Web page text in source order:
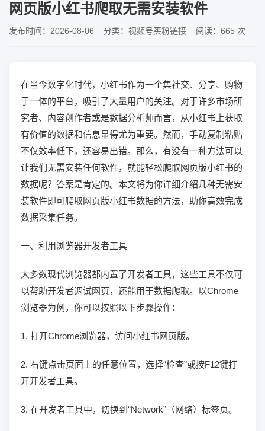
网页版小红书爬取无需安装软件
发布时间：2026-08-06 分类：视频号买粉链接 阅读：665 次
在当今数字化时代，小红书作为一个集社交、分享、购物
于一体的平台，吸引了大量用户的关注。对于许多市场研
究者、内容创作者或是数据分析师而言，从小红书上获取
有价值的数据和信息显得尤为重要。然而，手动复制粘贴
不仅效率低下，还容易出错。那么，有没有一种方法可以
让我们无需安装任何软件，就能轻松爬取网页版小红书的
数据呢？答案是肯定的。本文将为你详细介绍几种无需安
装软件即可爬取网页版小红书数据的方法，助你高效完成
数据采集任务。
一、利用浏览器开发者工具
大多数现代浏览器都内置了开发者工具，这些工具不仅可
以帮助开发者调试网页，还能用于数据爬取。以Chrome
浏览器为例，你可以按照以下步骤操作：
1. 打开Chrome浏览器，访问小红书网页版。
2. 右键点击页面上的任意位置，选择“检查”或按F12键打
开开发者工具。
3. 在开发者工具中，切换到“Network”（网络）标签页。